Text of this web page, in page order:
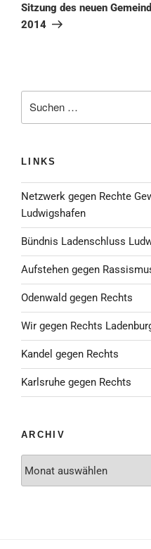
Sitzung des neuen
2014
nach:
LINKS
Netzwerk gegen Rechte
Ludwigshafen
Bündnis Ladenschluss
Aufstehen gegen
Odenwald gegen Rechts
Wir gegen Rechts
Kandel gegen Rechts
Karlsruhe gegen Rechts
ARCHIV